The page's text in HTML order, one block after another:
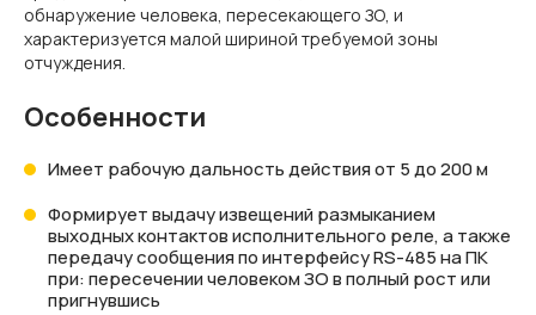
обнаружение человека, пересекающего ЗО, и
характеризуется малой шириной требуемой зоны
отчуждения.
Особенности
Имеет рабочую дальность действия от 5 до 200 м
Формирует выдачу извещений размыканием
выходных контактов исполнительного реле, а также
передачу сообщения по интерфейсу RS-485 на ПК
при: пересечении человеком ЗО в полный рост или
пригнувшись